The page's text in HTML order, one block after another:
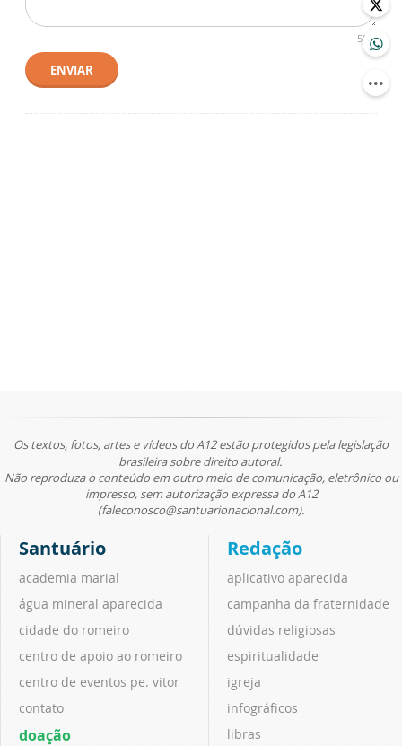
500
ENVIAR
Os textos, fotos, artes e vídeos do A12 estão protegidos pela legislação
brasileira sobre direito autoral.
Não reproduza o conteúdo em outro meio de comunicação, eletrônico ou
impresso, sem autorização expressa do A12
(faleconosco@santuarionacional.com).
Santuário
academia marial
água mineral aparecida
cidade do romeiro
centro de apoio ao romeiro
centro de eventos pe. vitor
contato
doação
Redação
aplicativo aparecida
campanha da fraternidade
dúvidas religiosas
espiritualidade
igreja
infográficos
libras